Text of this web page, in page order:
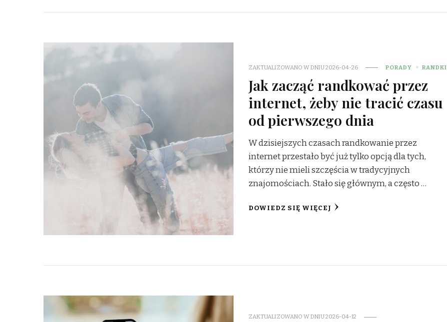
ZAKTUALIZOWANO W DNIU2026-04-26 PORADY RANDKI
Jak zacząć randkować przez
internet, żeby nie tracić czasu
od pierwszego dnia
W dzisiejszych czasach randkowanie przez
internet przestało być już tylko opcją dla tych,
którzy nie mieli szczęścia w tradycyjnych
znajomościach. Stało się głównym, a często …
DOWIEDZ SIĘ WIĘCEJ
ZAKTUALIZOWANO W DNIU2026-04-12